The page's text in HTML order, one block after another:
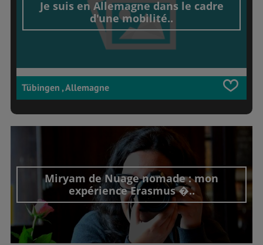
Je suis en Allemagne dans le cadre
d'une mobilité..
Tübingen , Allemagne
Miryam de Nuage nomade : mon
expérience Erasmus �..